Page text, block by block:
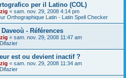
per il Latino (COL)
« sam. nov. 29, 2008 4:14 pm
Orthographique Latin - Latin Spell Checker
- Références
« sam. nov. 29, 2008 11:47 am
est ou devient inactif ?
« sam. nov. 29, 2008 11:34 am